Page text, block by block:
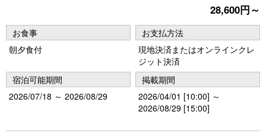
u
s
28,600円～
お食事
朝夕食付
お支払方法
現地決済またはオンラインクレ
ジット決済
宿泊可能期間
2026/07/18 ～ 2026/08/29
掲載期間
2026/04/01 [10:00] ～
2026/08/29 [15:00]